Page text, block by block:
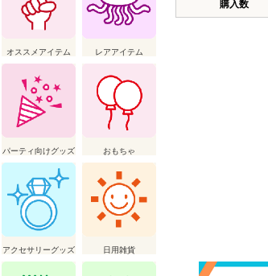
オススメアイテム レアアイテム
パーティ向けグッズ おもちゃ
アクセサリーグッズ 日用雑貨
購入数